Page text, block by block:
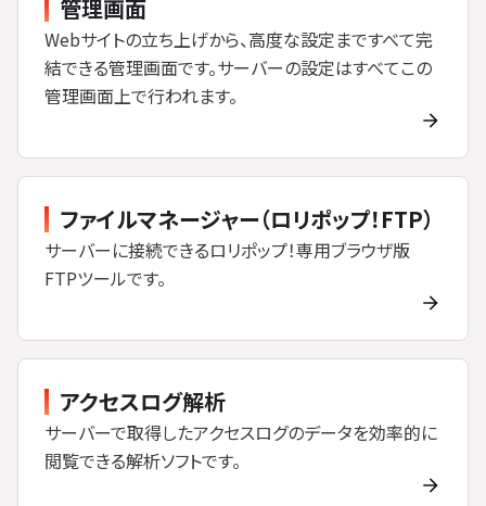
管理画面
Webサイトの立ち上げから、高度な設定まですべて完
結できる管理画面です。サーバーの設定はすべてこの
管理画面上で行われます。
ファイルマネージャー（ロリポップ！FTP）
サーバーに接続できるロリポップ！専用ブラウザ版
FTPツールです。
アクセスログ解析
サーバーで取得したアクセスログのデータを効率的に
閲覧できる解析ソフトです。